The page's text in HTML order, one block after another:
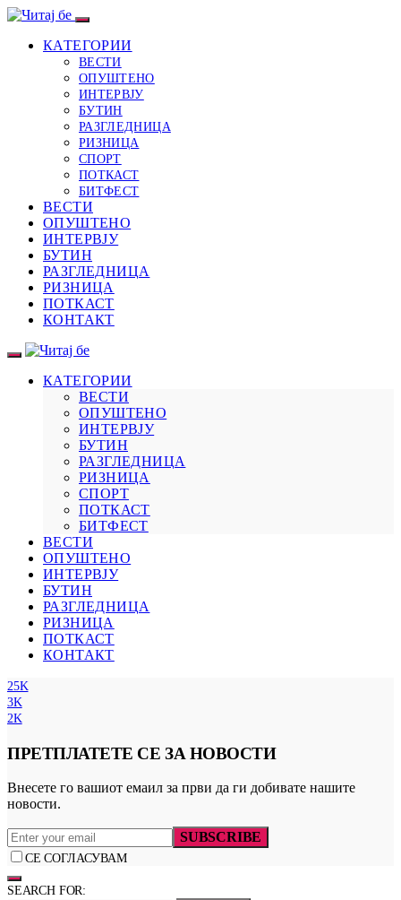
КАТЕГОРИИ
ВЕСТИ
ОПУШТЕНО
ИНТЕРВЈУ
БУТИН
РАЗГЛЕДНИЦА
РИЗНИЦА
СПОРТ
ПОТКАСТ
БИТФЕСТ
ВЕСТИ
ОПУШТЕНО
ИНТЕРВЈУ
БУТИН
РАЗГЛЕДНИЦА
РИЗНИЦА
ПОТКАСТ
КОНТАКТ
КАТЕГОРИИ
ВЕСТИ
ОПУШТЕНО
ИНТЕРВЈУ
БУТИН
РАЗГЛЕДНИЦА
РИЗНИЦА
СПОРТ
ПОТКАСТ
БИТФЕСТ
ВЕСТИ
ОПУШТЕНО
ИНТЕРВЈУ
БУТИН
РАЗГЛЕДНИЦА
РИЗНИЦА
ПОТКАСТ
КОНТАКТ
25K
3K
2K
ПРЕТПЛАТЕТЕ СЕ ЗА НОВОСТИ
Внесете го вашиот емаил за први да ги добивате нашите
новости.
SUBSCRIBE
СЕ СОГЛАСУВАМ
SEARCH FOR: